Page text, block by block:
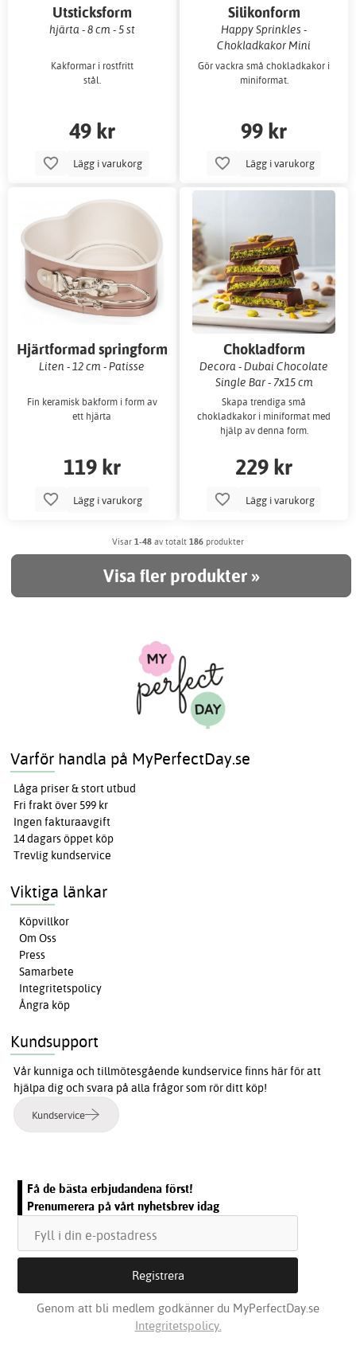
Utsticksform
hjärta - 8 cm - 5 st
Kakformar i rostfritt
stål.
49 kr
Lägg i varukorg
Silikonform
Happy Sprinkles -
Chokladkakor Mini
Gör vackra små chokladkakor i
miniformat.
99 kr
Lägg i varukorg
Hjärtformad springform
Liten - 12 cm - Patisse
Fin keramisk bakform i form av
ett hjärta
119 kr
Lägg i varukorg
Chokladform
Decora - Dubai Chocolate
Single Bar - 7x15 cm
Skapa trendiga små
chokladkakor i miniformat med
hjälp av denna form.
229 kr
Lägg i varukorg
Visar 1-48 av totalt 186 produkter
Visa fler produkter »
Varför handla på MyPerfectDay.se
Låga priser & stort utbud
Fri frakt över 599 kr
Ingen fakturaavgift
14 dagars öppet köp
Trevlig kundservice
Viktiga länkar
Köpvillkor
Om Oss
Press
Samarbete
Integritetspolicy
Ångra köp
Kundsupport
Vår kunniga och tillmötesgående kundservice finns här för att
hjälpa dig och svara på alla frågor som rör ditt köp!
Kundservice
Få de bästa erbjudandena först!
Prenumerera på vårt nyhetsbrev idag
Genom att bli medlem godkänner du MyPerfectDay.se
Integritetspolicy.